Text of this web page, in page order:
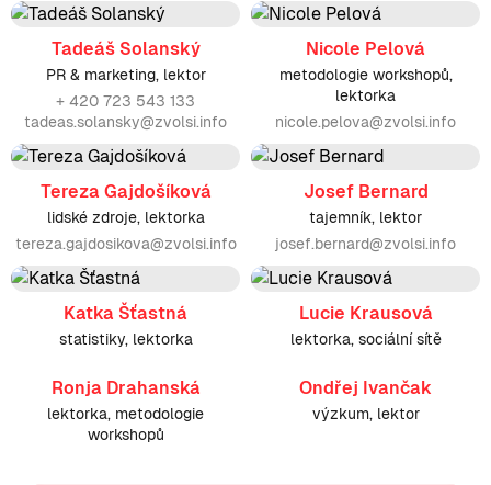
Tadeáš Solanský
PR & marketing, lektor
+ 420 723 543 133
tadeas.solansky@zvolsi.info
Nicole Pelová
metodologie workshopů,
lektorka
nicole.pelova@zvolsi.info
Tereza Gajdošíková
lidské zdroje, lektorka
tereza.gajdosikova@zvolsi.info
Josef Bernard
tajemník, lektor
josef.bernard@zvolsi.info
Katka Šťastná
statistiky, lektorka
Lucie Krausová
lektorka, sociální sítě
Ronja Drahanská
lektorka, metodologie
workshopů
Ondřej Ivančak
výzkum, lektor